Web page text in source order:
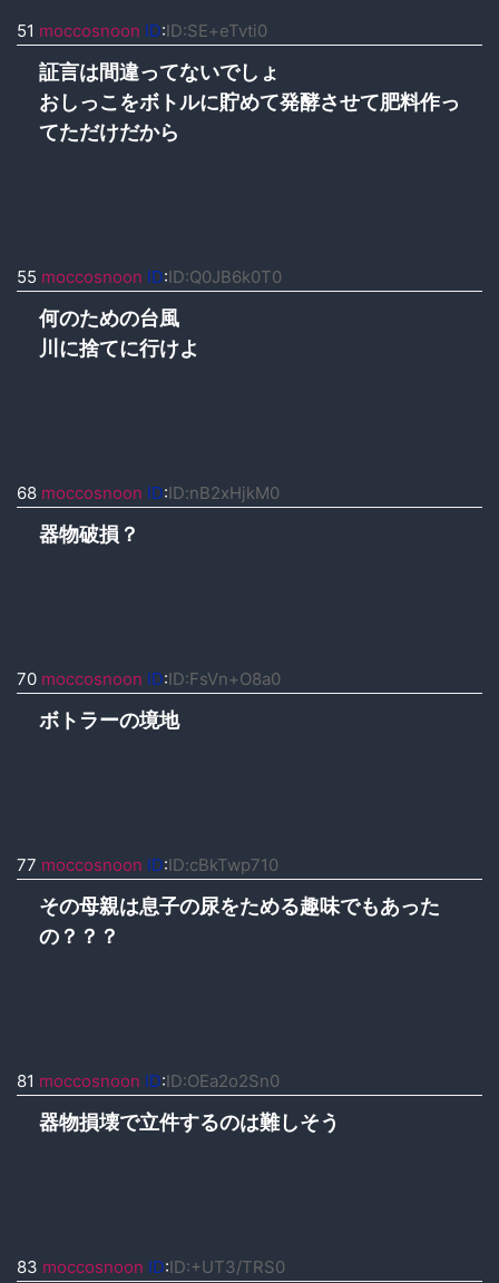
51 moccosnoon ID:ID:SE+eTvti0
証言は間違ってないでしょ
おしっこをボトルに貯めて発酵させて肥料作っ
てただけだから
55 moccosnoon ID:ID:Q0JB6k0T0
何のための台風
川に捨てに行けよ
68 moccosnoon ID:ID:nB2xHjkM0
器物破損？
70 moccosnoon ID:ID:FsVn+O8a0
ボトラーの境地
77 moccosnoon ID:ID:cBkTwp710
その母親は息子の尿をためる趣味でもあった
の？？？
81 moccosnoon ID:ID:OEa2o2Sn0
器物損壊で立件するのは難しそう
83 moccosnoon ID:ID:+UT3/TRS0